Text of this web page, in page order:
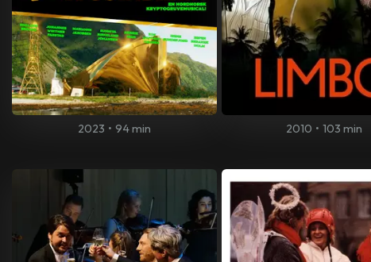
2023 • 94 min 2010 • 103 min